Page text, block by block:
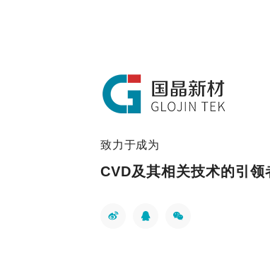
致力于成为
CVD及其相关技术的引领